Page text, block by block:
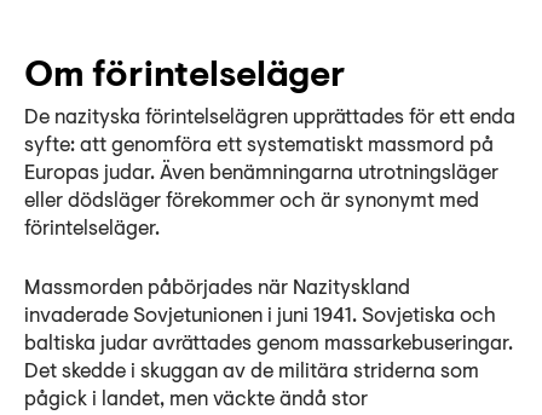
Om förintelseläger
De nazityska förintelselägren upprättades för ett enda
syfte: att genomföra ett systematiskt massmord på
Europas judar. Även benämningarna utrotningsläger
eller dödsläger förekommer och är synonymt med
förintelseläger.
Massmorden påbörjades när Nazityskland
invaderade Sovjetunionen i juni 1941. Sovjetiska och
baltiska judar avrättades genom massarkebuseringar.
Det skedde i skuggan av de militära striderna som
pågick i landet, men väckte ändå stor